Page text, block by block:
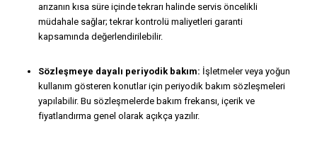
arızanın kısa süre içinde tekrarı halinde servis öncelikli
müdahale sağlar; tekrar kontrolü maliyetleri garanti
kapsamında değerlendirilebilir.
Sözleşmeye dayalı periyodik bakım: İşletmeler veya yoğun
kullanım gösteren konutlar için periyodik bakım sözleşmeleri
yapılabilir. Bu sözleşmelerde bakım frekansı, içerik ve
fiyatlandırma genel olarak açıkça yazılır.